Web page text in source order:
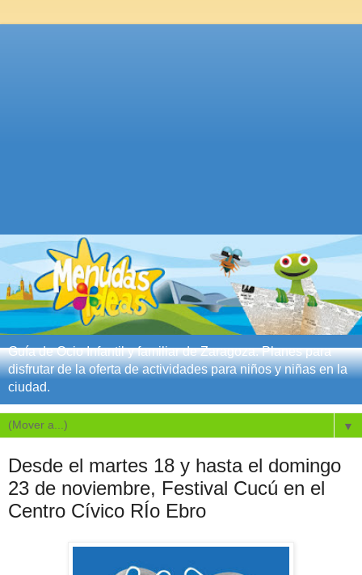
Guía de Ocio Infantil y familiar de Zaragoza. Planes para
disfrutar de la oferta de actividades para niños y niñas en la
ciudad.
▼
Desde el martes 18 y hasta el domingo
23 de noviembre, Festival Cucú en el
Centro Cívico RÍo Ebro